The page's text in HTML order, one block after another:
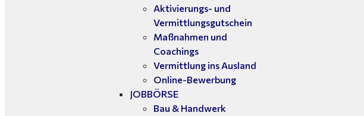
Aktivierungs- und
Vermittlungsgutschein
Maßnahmen und
Coachings
Vermittlung ins Ausland
Online-Bewerbung
JOBBÖRSE
Bau & Handwerk